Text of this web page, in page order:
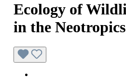
Ecology of
in the Neotropics